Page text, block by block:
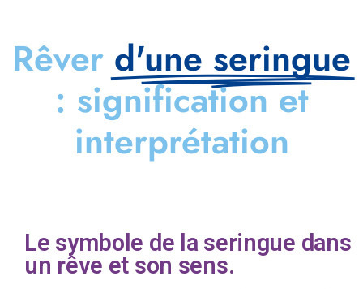
Rêver d'une seringue
: signification et
interprétation
Le symbole de la seringue dans
un rêve et son sens.